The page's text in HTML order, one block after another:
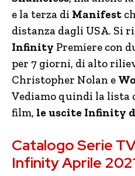
e la terza di Manifest
distanza dagli USA. Si
Infinity Premiere con
per 7 giorni, di alto
Christopher Nolan e
Vediamo quindi la lista
film, le uscite Infinity
Catalogo Serie
Infinity Aprile